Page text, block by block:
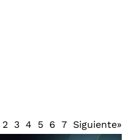
2 3 4 5 6 7 Siguiente»